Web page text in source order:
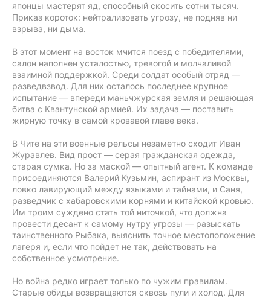
японцы мастерят яд, способный скосить сотни тысяч.
Приказ короток: нейтрализовать угрозу, не подняв ни
взрыва, ни дыма.
В этот момент на восток мчится поезд с победителями,
салон наполнен усталостью, тревогой и молчаливой
взаимной поддержкой. Среди солдат особый отряд —
разведвзвод. Для них осталось последнее крупное
испытание — впереди маньчжурская земля и решающая
битва с Квантунской армией. Их задача — поставить
жирную точку в самой кровавой главе века.
В Чите на эти военные рельсы незаметно сходит Иван
Журавлев. Вид прост — серая гражданская одежда,
старая сумка. Но за маской — опытный агент. К команде
присоединяются Валерий Кузьмин, аспирант из Москвы,
ловко лавирующий между языками и тайнами, и Саня,
разведчик с хабаровскими корнями и китайской кровью.
Им троим суждено стать той ниточкой, что должна
провести десант к самому нутру угрозы — разыскать
таинственного Рыбака, выяснить точное местоположение
лагеря и, если что пойдет не так, действовать на
собственное усмотрение.
Но война редко играет только по чужим правилам.
Старые обиды возвращаются сквозь пули и холод. Для